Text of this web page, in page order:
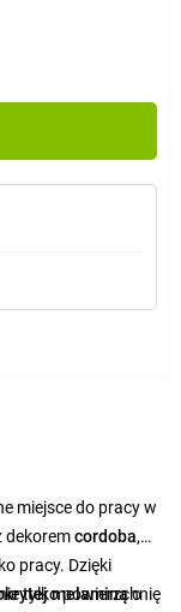
miejsce do pracy w
dekoremcordoba,
pracy. Dzięki
tylko powierzchnię
melaminąo